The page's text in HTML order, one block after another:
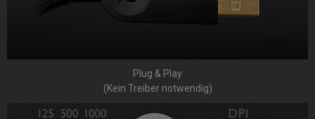
Plug & Play
(Kein Treiber notwendig)